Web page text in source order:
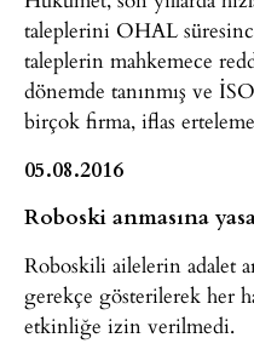
taleplerini OHAL
taleplerin mahkemece
dönemde tanınmış ve
birçok firma, iflas
05.08.2016
Roboski anmasına
Roboskili ailelerin adalet
gerekçe gösterilerek her
etkinliğe izin verilmedi.